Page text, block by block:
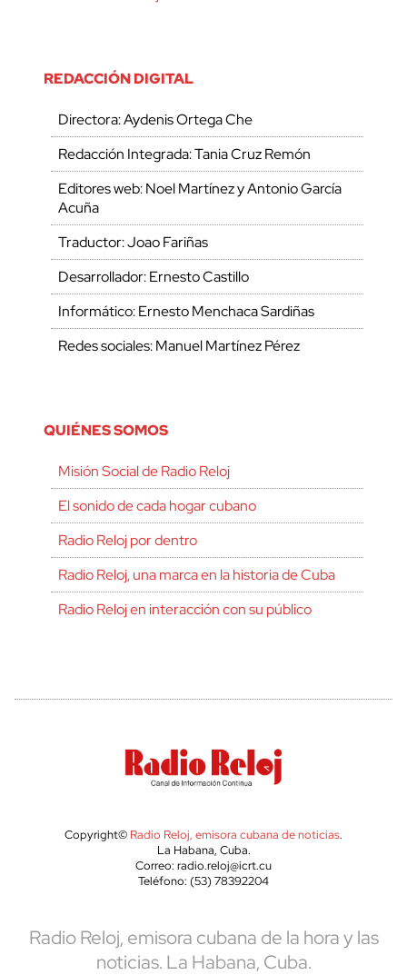
REDACCIÓN DIGITAL
Directora: Aydenis Ortega Che
Redacción Integrada: Tania Cruz Remón
Editores web: Noel Martínez y Antonio García
Acuña
Traductor: Joao Fariñas
Desarrollador: Ernesto Castillo
Informático: Ernesto Menchaca Sardiñas
Redes sociales: Manuel Martínez Pérez
QUIÉNES SOMOS
Misión Social de Radio Reloj
El sonido de cada hogar cubano
Radio Reloj por dentro
Radio Reloj, una marca en la historia de Cuba
Radio Reloj en interacción con su público
Copyright© Radio Reloj, emisora cubana de noticias.
La Habana, Cuba.
Correo: radio.reloj@icrt.cu
Teléfono: (53) 78392204
Radio Reloj, emisora cubana de la hora y las
noticias. La Habana, Cuba.